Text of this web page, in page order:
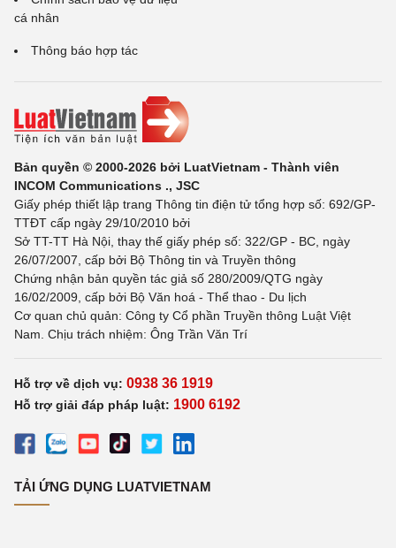
cá nhân
Thông báo hợp tác
Bản quyền © 2000-2026 bởi LuatVietnam - Thành viên
INCOM Communications ., JSC
Giấy phép thiết lập trang Thông tin điện tử tổng hợp số: 692/GP-
TTĐT cấp ngày 29/10/2010 bởi
Sở TT-TT Hà Nội, thay thế giấy phép số: 322/GP - BC, ngày
26/07/2007, cấp bởi Bộ Thông tin và Truyền thông
Chứng nhận bản quyền tác giả số 280/2009/QTG ngày
16/02/2009, cấp bởi Bộ Văn hoá - Thể thao - Du lịch
Cơ quan chủ quản: Công ty Cổ phần Truyền thông Luật Việt
Nam. Chịu trách nhiệm: Ông Trần Văn Trí
Hỗ trợ về dịch vụ: 0938 36 1919
Hỗ trợ giải đáp pháp luật: 1900 6192
TẢI ỨNG DỤNG LUATVIETNAM